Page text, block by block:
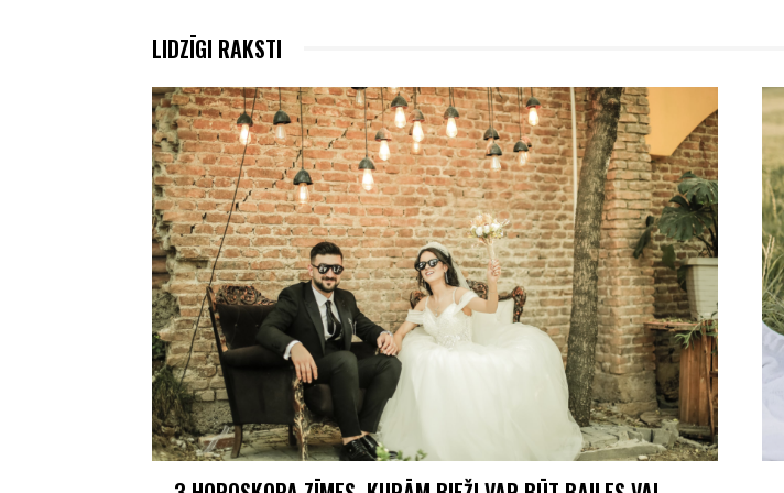
LIDZĪGI RAKSTI